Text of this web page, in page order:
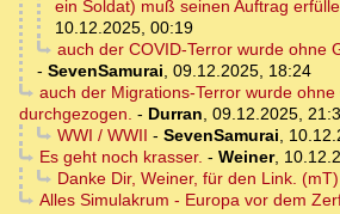
ein Soldat) muß seinen Auftrag
10.12.2025, 00:19
auch der COVID-Terror wurde ohne
- SevenSamurai, 09.12.2025, 18:24
auch der Migrations-Terror wurde
durchgezogen. - Durran, 09.12.2025,
WWI / WWII - SevenSamurai,
Es geht noch krasser. - Weiner,
Danke Dir, Weiner, für den Link. (mT)
Alles Simulakrum - Europa vor dem